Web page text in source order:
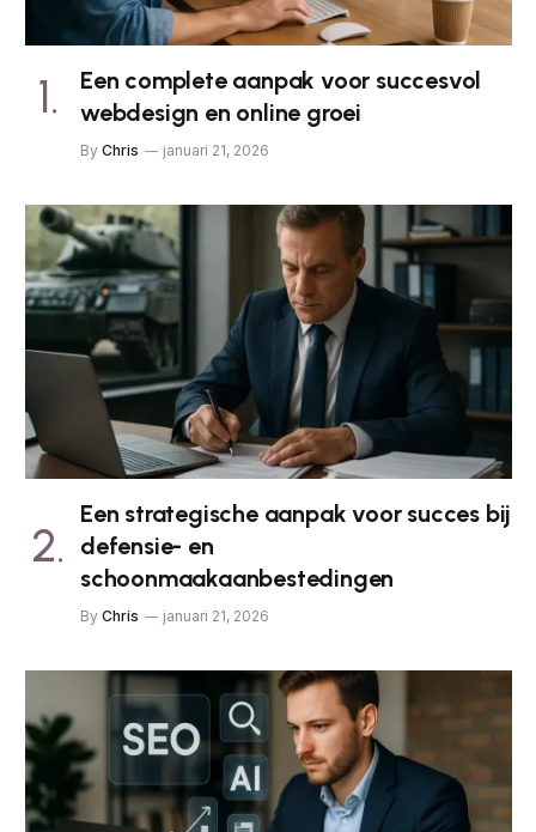
Een complete aanpak voor succesvol
webdesign en online groei
By Chris januari 21, 2026
Een strategische aanpak voor succes bij
defensie- en
schoonmaakaanbestedingen
By Chris januari 21, 2026